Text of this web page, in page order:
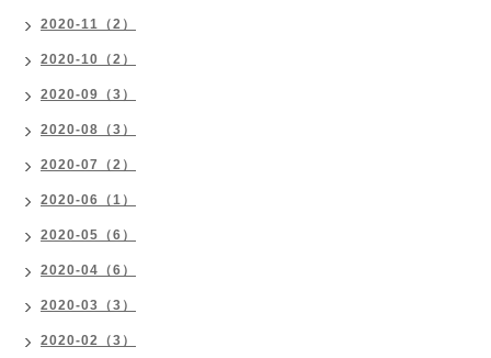
2020-11（2）
2020-10（2）
2020-09（3）
2020-08（3）
2020-07（2）
2020-06（1）
2020-05（6）
2020-04（6）
2020-03（3）
2020-02（3）